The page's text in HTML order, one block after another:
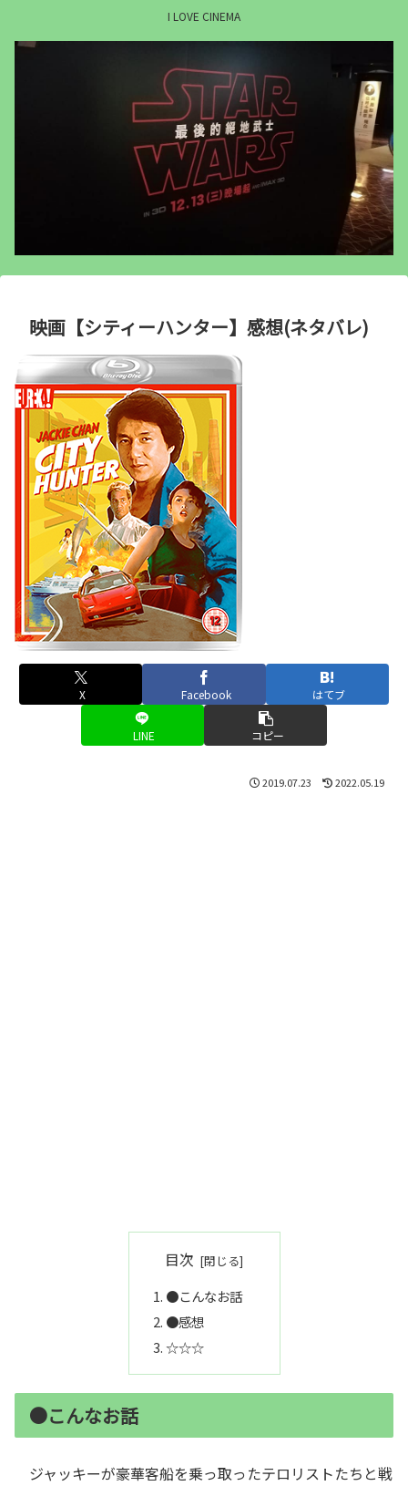
I LOVE CINEMA
映画【シティーハンター】感想(ネタバレ)
X Facebook はてブ
LINE コピー
2019.07.23 2022.05.19
目次
●こんなお話
●感想
☆☆☆
●こんなお話
ジャッキーが豪華客船を乗っ取ったテロリストたちと戦